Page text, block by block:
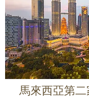
馬來西亞第